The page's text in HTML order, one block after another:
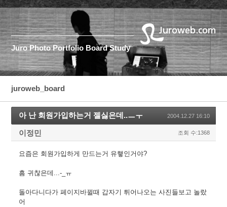
Juro Photo Portfolio Board Study
juroweb_board
아 난 회원가입하는거 젤싫은데..ㅡㅜ 2004.12.27 16:10
이정민 조회 수:1368
요즘은 회원가입하게 만드는거 유햏인거야?
흠 귀찮은데...-_ㅠ
돌아다니다가 페이지바뀔때 갑자기 튀어나오는 사진들보고 놀랐
어